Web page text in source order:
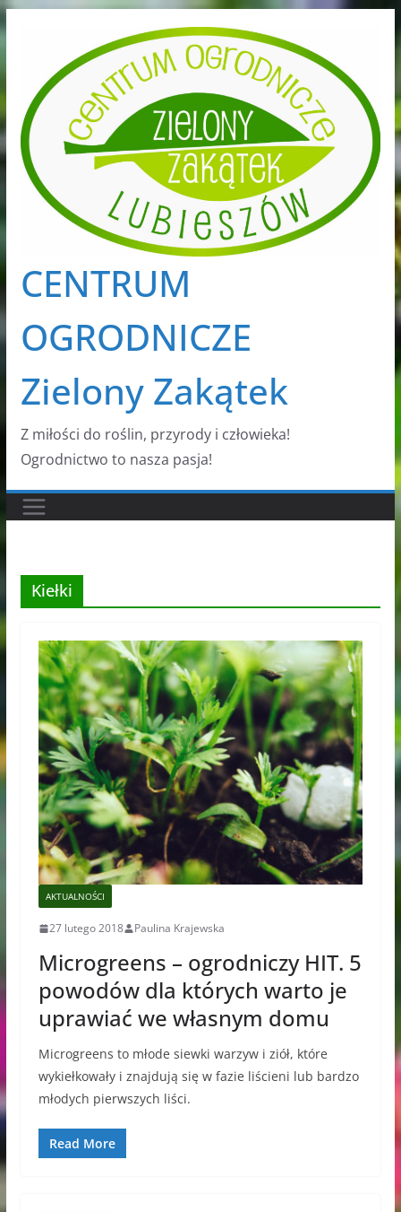
treści
CENTRUM
OGRODNICZE
Zielony Zakątek
Z miłości do roślin, przyrody i człowieka!
Ogrodnictwo to nasza pasja!
Kiełki
AKTUALNOŚCI
27 lutego 2018 Paulina Krajewska
Microgreens – ogrodniczy HIT. 5
powodów dla których warto je
uprawiać we własnym domu
Microgreens to młode siewki warzyw i ziół, które
wykiełkowały i znajdują się w fazie liścieni lub bardzo
młodych pierwszych liści.
Read More